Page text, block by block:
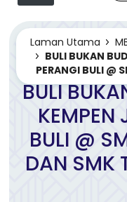
Laman Utama
BULI BUKAN
PERANGI BULI @
BULI
KEMPEN
BULI @
DAN SMK